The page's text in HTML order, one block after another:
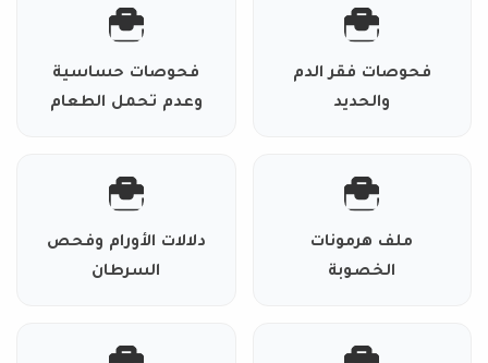
فحوصات فقر الدم
والحديد
فحوصات حساسية
وعدم تحمل الطعام
ملف هرمونات
الخصوبة
دلالات الأورام وفحص
السرطان